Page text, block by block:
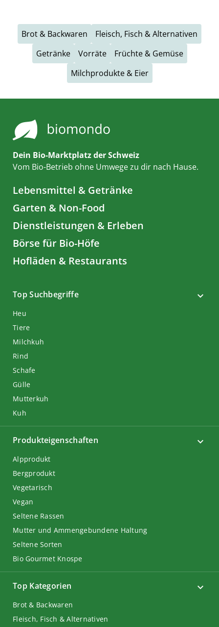
Brot & Backwaren
Fleisch, Fisch & Alternativen
Getränke
Vorräte
Früchte & Gemüse
Milchprodukte & Eier
Dein Bio-Marktplatz der Schweiz
Vom Bio-Betrieb ohne Umwege zu dir nach Hause.
Lebensmittel & Getränke
Garten & Non-Food
Dienstleistungen & Erleben
Börse für Bio-Höfe
Hofläden & Restaurants
Top Suchbegriffe
Heu
Tiere
Milchkuh
Rind
Schafe
Gülle
Mutterkuh
Kuh
Top Kategorien
Brot & Backwaren
Fleisch, Fisch & Alternativen
Produkteigenschaften
Alpprodukt
Bergprodukt
Vegetarisch
Vegan
Seltene Rassen
Mutter und Ammengebundene Haltung
Seltene Sorten
Bio Gourmet Knospe